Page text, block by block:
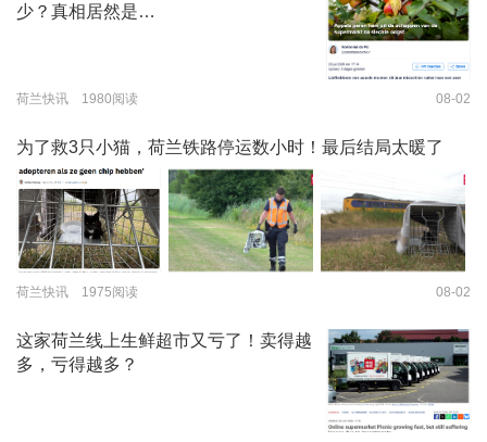
少？真相居然是…
荷兰快讯 1980阅读 08-02
为了救3只小猫，荷兰铁路停运数小时！最后结局太暖了
荷兰快讯 1975阅读 08-02
这家荷兰线上生鲜超市又亏了！卖得越
多，亏得越多？